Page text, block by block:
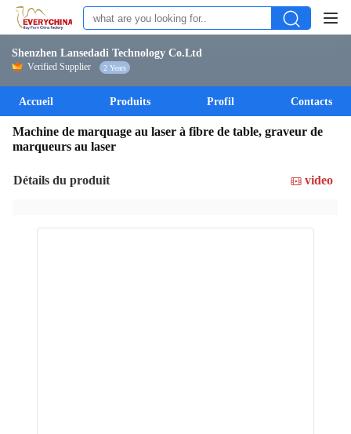
Shenzhen Lansedadi Technology Co.Ltd
Verified Supplier 2 Years
Accueil Produits Profil Contacts
Machine de marquage au laser à fibre de table, graveur de
marqueurs au laser
Détails du produit video